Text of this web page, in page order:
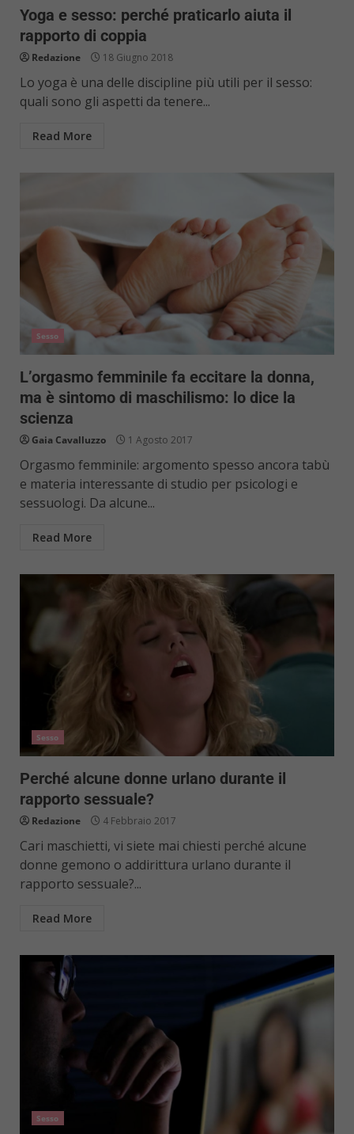
Yoga e sesso: perché praticarlo aiuta il
rapporto di coppia
Redazione 18 Giugno 2018
Lo yoga è una delle discipline più utili per il sesso:
quali sono gli aspetti da tenere...
Read More
Sesso
L’orgasmo femminile fa eccitare la donna,
ma è sintomo di maschilismo: lo dice la
scienza
Gaia Cavalluzzo 1 Agosto 2017
Orgasmo femminile: argomento spesso ancora tabù
e materia interessante di studio per psicologi e
sessuologi. Da alcune...
Read More
Sesso
Perché alcune donne urlano durante il
rapporto sessuale?
Redazione 4 Febbraio 2017
Cari maschietti, vi siete mai chiesti perché alcune
donne gemono o addirittura urlano durante il
rapporto sessuale?...
Read More
Sesso